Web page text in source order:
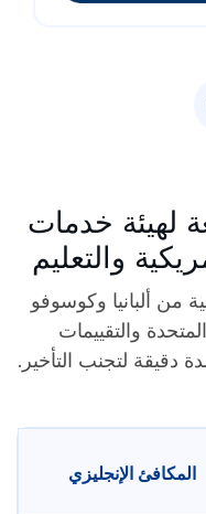
لهيئة خدمات
والتعليم
من ألبانيا وكوسوفو
والتقييمات
دقيقة لتجنب التأخير.
المكافئ الإنجليزي